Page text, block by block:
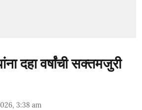
दहा वर्षांची सक्तमजुरी
3:38 am